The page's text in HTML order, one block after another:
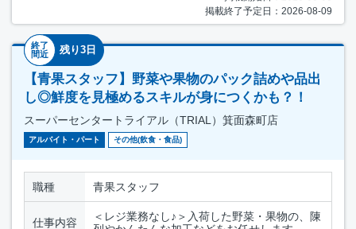
掲載終了予定日：2026-08-09
終了
間近
残り3日
【青果スタッフ】野菜や果物のパック詰めや品出
し◎鮮度を見極めるスキルが身につくかも？！
スーパーセンタートライアル（TRIAL）箕面森町店
アルバイト・パート その他(飲食・食品)
職種 青果スタッフ
仕事内容
＜レジ業務なし♪＞入荷した野菜・果物の、陳